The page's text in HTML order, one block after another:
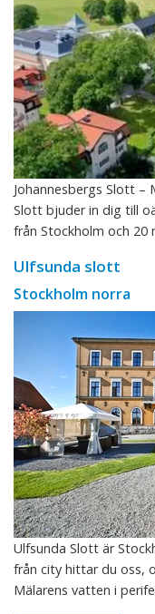
Johannesbergs Slott –
Slott bjuder in dig till
från Stockholm och 20
Ulfsunda slott
Stockholm norra
Ulfsunda Slott är
från city hittar du oss,
Mälarens vatten i